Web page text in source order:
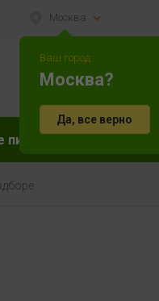
Москва
Ваш город:
Москва?
Да, все верно